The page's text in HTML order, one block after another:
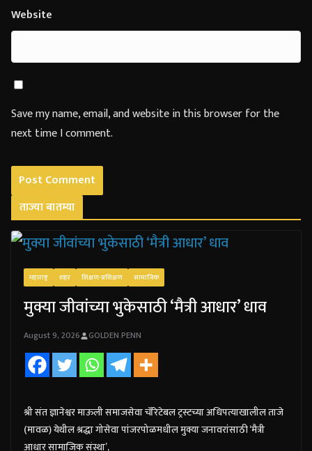
Website
Save my name, email, and website in this browser for the
next time I comment.
ताज्या बातम्या
महाराष्ट्र शहर शिक्षण-प्रशिक्षण सामाजिक
मुक्या जीवांच्या भुकेसाठी ‘मैत्री आधार’ धाव
August 9, 2026 GOLDEN PENN
श्री संत ज्ञानेश्वर माऊली समाजसेवा चॅरिटेबल ट्रस्टच्या अधिपत्याखालील ताजे
(मावळ) येथील श्रद्धा गोसेवा पांजरपोळमधील मुक्या जनावरांसाठी ‘मैत्री
आधार सामाजिक संस्था’,